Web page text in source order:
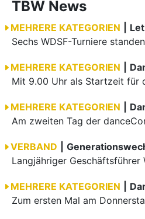
TBW News
MEHRERE KATEGORIEN
MEHRERE KATEGORIEN
MEHRERE KATEGORIEN
VERBAND
MEHRERE KATEGORIEN